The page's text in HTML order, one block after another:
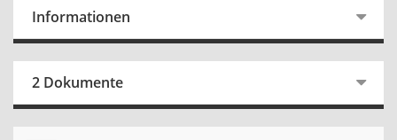
Informationen
2 Dokumente